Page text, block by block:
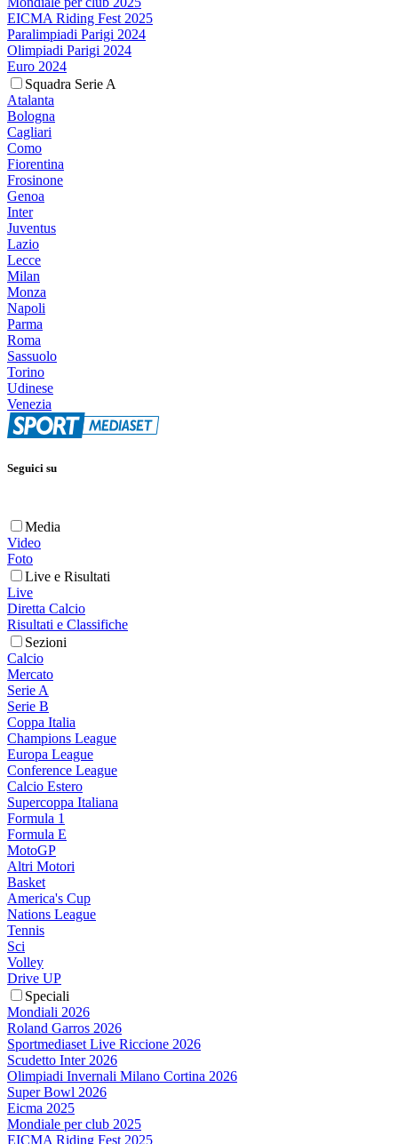
EICMA Riding Fest 2025
Paralimpiadi Parigi 2024
Olimpiadi Parigi 2024
Euro 2024
Squadra Serie A
Atalanta
Bologna
Cagliari
Como
Fiorentina
Frosinone
Genoa
Inter
Juventus
Lazio
Lecce
Milan
Monza
Napoli
Parma
Roma
Sassuolo
Torino
Udinese
Venezia
Seguici su
Media
Video
Foto
Live e Risultati
Live
Diretta Calcio
Risultati e Classifiche
Sezioni
Calcio
Mercato
Serie A
Serie B
Coppa Italia
Champions League
Europa League
Conference League
Calcio Estero
Supercoppa Italiana
Formula 1
Formula E
MotoGP
Altri Motori
Basket
America's Cup
Nations League
Tennis
Sci
Volley
Drive UP
Speciali
Mondiali 2026
Roland Garros 2026
Sportmediaset Live Riccione 2026
Scudetto Inter 2026
Olimpiadi Invernali Milano Cortina 2026
Super Bowl 2026
Eicma 2025
Mondiale per club 2025
EICMA Riding Fest 2025